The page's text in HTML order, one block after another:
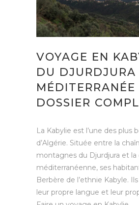
VOYAGE EN
DU
MÉDITERRANÉE
DOSSIER
La Kabylie est l’une des plus
d’Algérie. Située entre la
montagnes du Djurdjura et la
méditerranéenne, ses
Berbère de l’ethnie Kabyle.
leur propre langue et leur